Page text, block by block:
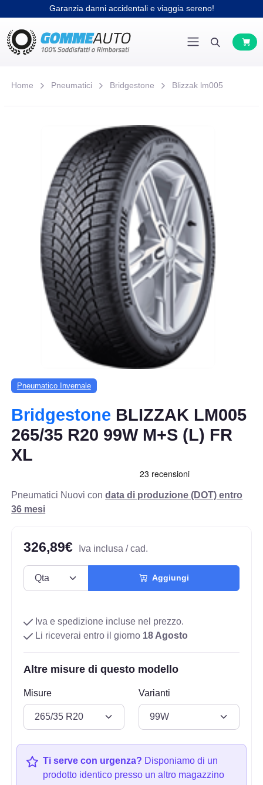
Garanzia danni accidentali e viaggia sereno!
Home Pneumatici Bridgestone Blizzak lm005
Pneumatico Invernale
Bridgestone BLIZZAK LM005
265/35 R20 99W M+S (L) FR
XL
Pneumatici Nuovi condata di produzione (DOT) entro
36 mesi
326,89€ Iva inclusa / cad.
Aggiungi
Iva e spedizione incluse nel prezzo.
Li riceverai entro il giorno 18 Agosto
Altre misure di questo modello
Misure Varianti
Ti serve con urgenza? Disponiamo di un
prodotto identico presso un altro magazzino